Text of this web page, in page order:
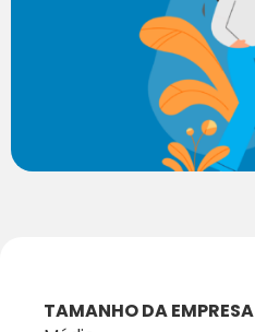
TAMANHO DA EMPRESA